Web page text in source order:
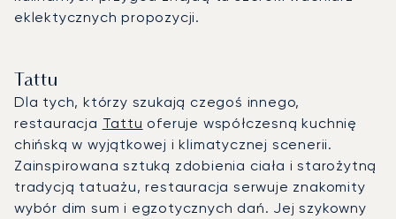
eklektycznych propozycji.
Tattu
Dla tych, którzy szukają czegoś innego,
restauracja Tattu oferuje współczesną kuchnię
chińską w wyjątkowej i klimatycznej scenerii.
Zainspirowana sztuką zdobienia ciała i starożytną
tradycją tatuażu, restauracja serwuje znakomity
wybór dim sum i egzotycznych dań. Jej szykowny